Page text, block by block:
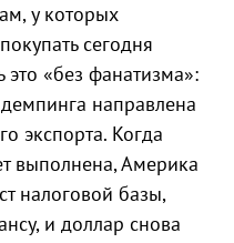
у которых
сегодня
«без фанатизма»:
направлена
экспорта. Когда
выполнена, Америка
налоговой базы,
и доллар снова